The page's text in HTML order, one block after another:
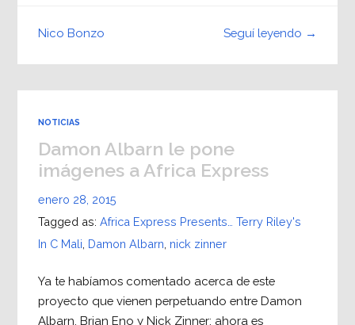
Seguí leyendo →
Nico Bonzo
NOTICIAS
Damon Albarn le pone
imágenes a Africa Express
enero 28, 2015
Tagged as: Africa Express Presents… Terry Riley's
In C Mali Damon Albarn nick zinner
Ya te habíamos comentado acerca de este
proyecto que vienen perpetuando entre Damon
Albarn, Brian Eno y Nick Zinner; ahora es